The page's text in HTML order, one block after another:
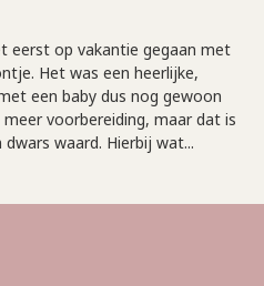
eerst op vakantie gegaan met
Het was een heerlijke,
een baby dus nog gewoon
voorbereiding, maar dat is
waard. Hierbij wat...